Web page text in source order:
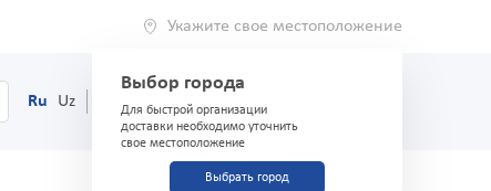
Укажите свое местоположение
Выбор города
Для быстрой организации
доставки необходимо уточнить
свое местоположение
Выбрать город
Ru Uz (71) 200-03-03